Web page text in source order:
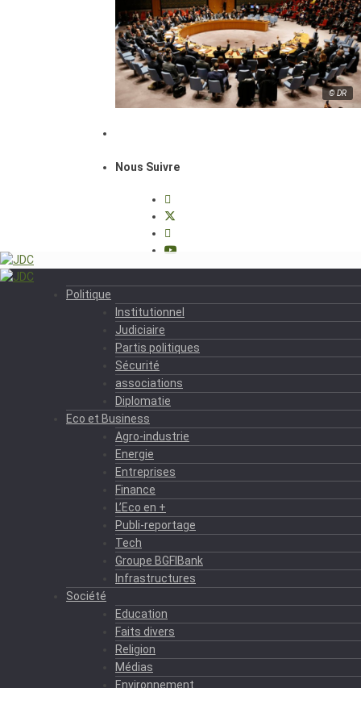
© DR
Nous Suivre
Politique
Institutionnel
Judiciaire
Partis politiques
Sécurité
associations
Diplomatie
Eco et Business
Agro-industrie
Energie
Entreprises
Finance
L’Eco en +
Publi-reportage
Tech
Groupe BGFIBank
Infrastructures
Société
Education
Faits divers
Religion
Médias
Environnement